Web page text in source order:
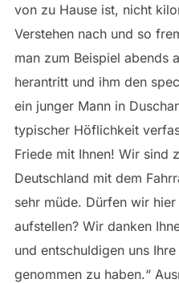
von zu Hause ist, nicht
Verstehen nach und so
man zum Beispiel abends
herantritt und ihm den
ein junger Mann in
typischer Höflichkeit
Friede mit Ihnen! Wir sind
Deutschland mit dem
sehr müde. Dürfen wir
aufstellen? Wir danken
und entschuldigen uns
genommen zu haben.“